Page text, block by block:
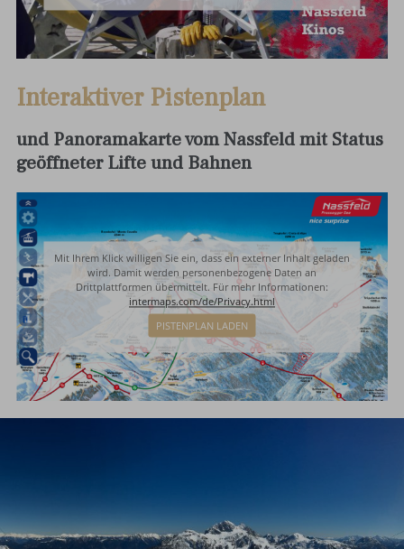
Interaktiver Pistenplan
und Panoramakarte vom Nassfeld mit Status
geöffneter Lifte und Bahnen
Mit Ihrem Klick willigen Sie ein, dass ein externer Inhalt geladen
wird. Damit werden personenbezogene Daten an
Drittplattformen übermittelt. Für mehr Informationen:
intermaps.com/de/Privacy.html
PISTENPLAN LADEN